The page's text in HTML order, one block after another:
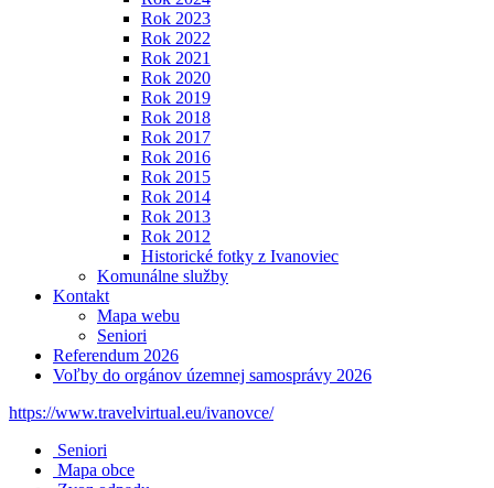
Rok 2023
Rok 2022
Rok 2021
Rok 2020
Rok 2019
Rok 2018
Rok 2017
Rok 2016
Rok 2015
Rok 2014
Rok 2013
Rok 2012
Historické fotky z Ivanoviec
Komunálne služby
Kontakt
Mapa webu
Seniori
Referendum 2026
Voľby do orgánov územnej samosprávy 2026
https://www.travelvirtual.eu/ivanovce/
Seniori
Mapa obce